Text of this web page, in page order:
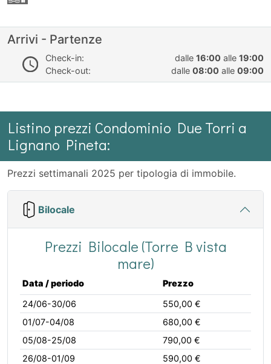
Arrivi - Partenze
Check-in: dalle 16:00 alle 19:00
Check-out:
dalle 08:00 alle 09:00
Listino prezzi Condominio Due Torri a
Lignano Pineta:
Prezzi settimanali 2025 per tipologia di immobile.
Bilocale
Prezzi Bilocale (Torre B vista
mare)
Data / periodo
Prezzo
24/06-30/06
550,00 €
01/07-04/08
680,00 €
05/08-25/08
790,00 €
26/08-01/09
590,00 €